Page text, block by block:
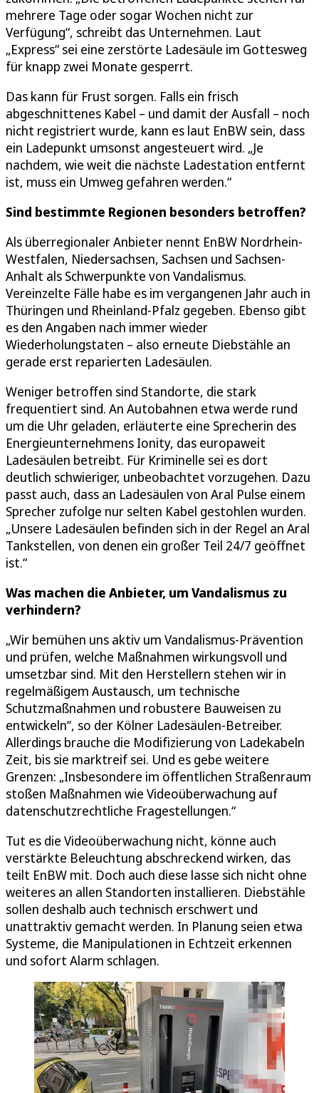
mehrere Tage oder sogar Wochen nicht zur
Verfügung“, schreibt das Unternehmen. Laut
„Express“ sei eine zerstörte Ladesäule im Gottesweg
für knapp zwei Monate gesperrt.
Das kann für Frust sorgen. Falls ein frisch
abgeschnittenes Kabel – und damit der Ausfall – noch
nicht registriert wurde, kann es laut EnBW sein, dass
ein Ladepunkt umsonst angesteuert wird. „Je
nachdem, wie weit die nächste Ladestation entfernt
ist, muss ein Umweg gefahren werden.“
Sind bestimmte Regionen besonders betroffen?
Als überregionaler Anbieter nennt EnBW Nordrhein-
Westfalen, Niedersachsen, Sachsen und Sachsen-
Anhalt als Schwerpunkte von Vandalismus.
Vereinzelte Fälle habe es im vergangenen Jahr auch in
Thüringen und Rheinland-Pfalz gegeben. Ebenso gibt
es den Angaben nach immer wieder
Wiederholungstaten – also erneute Diebstähle an
gerade erst reparierten Ladesäulen.
Weniger betroffen sind Standorte, die stark
frequentiert sind. An Autobahnen etwa werde rund
um die Uhr geladen, erläuterte eine Sprecherin des
Energieunternehmens Ionity, das europaweit
Ladesäulen betreibt. Für Kriminelle sei es dort
deutlich schwieriger, unbeobachtet vorzugehen. Dazu
passt auch, dass an Ladesäulen von Aral Pulse einem
Sprecher zufolge nur selten Kabel gestohlen wurden.
„Unsere Ladesäulen befinden sich in der Regel an Aral
Tankstellen, von denen ein großer Teil 24/7 geöffnet
ist.“
Was machen die Anbieter, um Vandalismus zu
verhindern?
„Wir bemühen uns aktiv um Vandalismus-Prävention
und prüfen, welche Maßnahmen wirkungsvoll und
umsetzbar sind. Mit den Herstellern stehen wir in
regelmäßigem Austausch, um technische
Schutzmaßnahmen und robustere Bauweisen zu
entwickeln“, so der Kölner Ladesäulen-Betreiber.
Allerdings brauche die Modifizierung von Ladekabeln
Zeit, bis sie marktreif sei. Und es gebe weitere
Grenzen: „Insbesondere im öffentlichen Straßenraum
stoßen Maßnahmen wie Videoüberwachung auf
datenschutzrechtliche Fragestellungen.“
Tut es die Videoüberwachung nicht, könne auch
verstärkte Beleuchtung abschreckend wirken, das
teilt EnBW mit. Doch auch diese lasse sich nicht ohne
weiteres an allen Standorten installieren. Diebstähle
sollen deshalb auch technisch erschwert und
unattraktiv gemacht werden. In Planung seien etwa
Systeme, die Manipulationen in Echtzeit erkennen
und sofort Alarm schlagen.